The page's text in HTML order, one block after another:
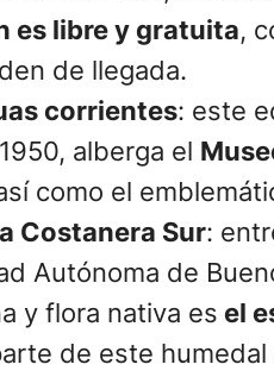
es libre y gratuita,
de llegada.
corrientes: este
alberga el
como el
Costanera Sur:
Autónoma de
y flora nativa es el
de este